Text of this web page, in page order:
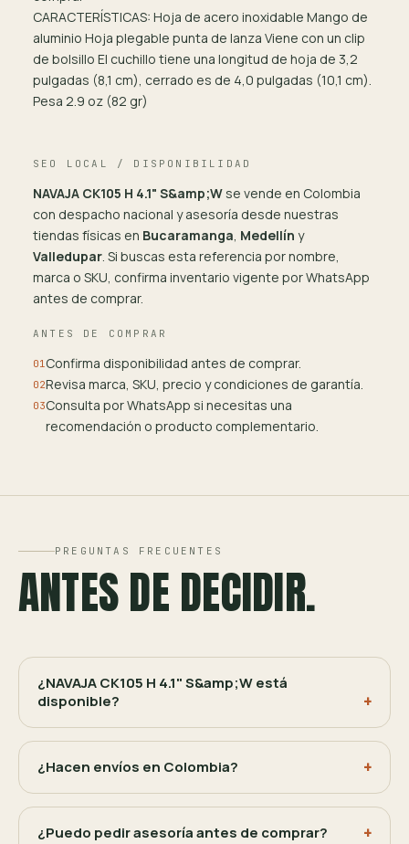
CARACTERÍSTICAS: Hoja de acero inoxidable Mango de
aluminio Hoja plegable punta de lanza Viene con un clip
de bolsillo El cuchillo tiene una longitud de hoja de 3,2
pulgadas (8,1 cm), cerrado es de 4,0 pulgadas (10,1 cm).
Pesa 2.9 oz (82 gr)
SEO LOCAL / DISPONIBILIDAD
NAVAJA CK105 H 4.1" S&amp;W se vende en Colombia
con despacho nacional y asesoría desde nuestras
tiendas físicas en Bucaramanga, Medellín y
Valledupar. Si buscas esta referencia por nombre,
marca o SKU, confirma inventario vigente por WhatsApp
antes de comprar.
ANTES DE COMPRAR
01Confirma disponibilidad antes de comprar.
02Revisa marca, SKU, precio y condiciones de garantía.
03Consulta por WhatsApp si necesitas una
recomendación o producto complementario.
PREGUNTAS FRECUENTES
ANTES DE DECIDIR.
¿NAVAJA CK105 H 4.1" S&amp;W está
disponible?
¿Hacen envíos en Colombia?
¿Puedo pedir asesoría antes de comprar?